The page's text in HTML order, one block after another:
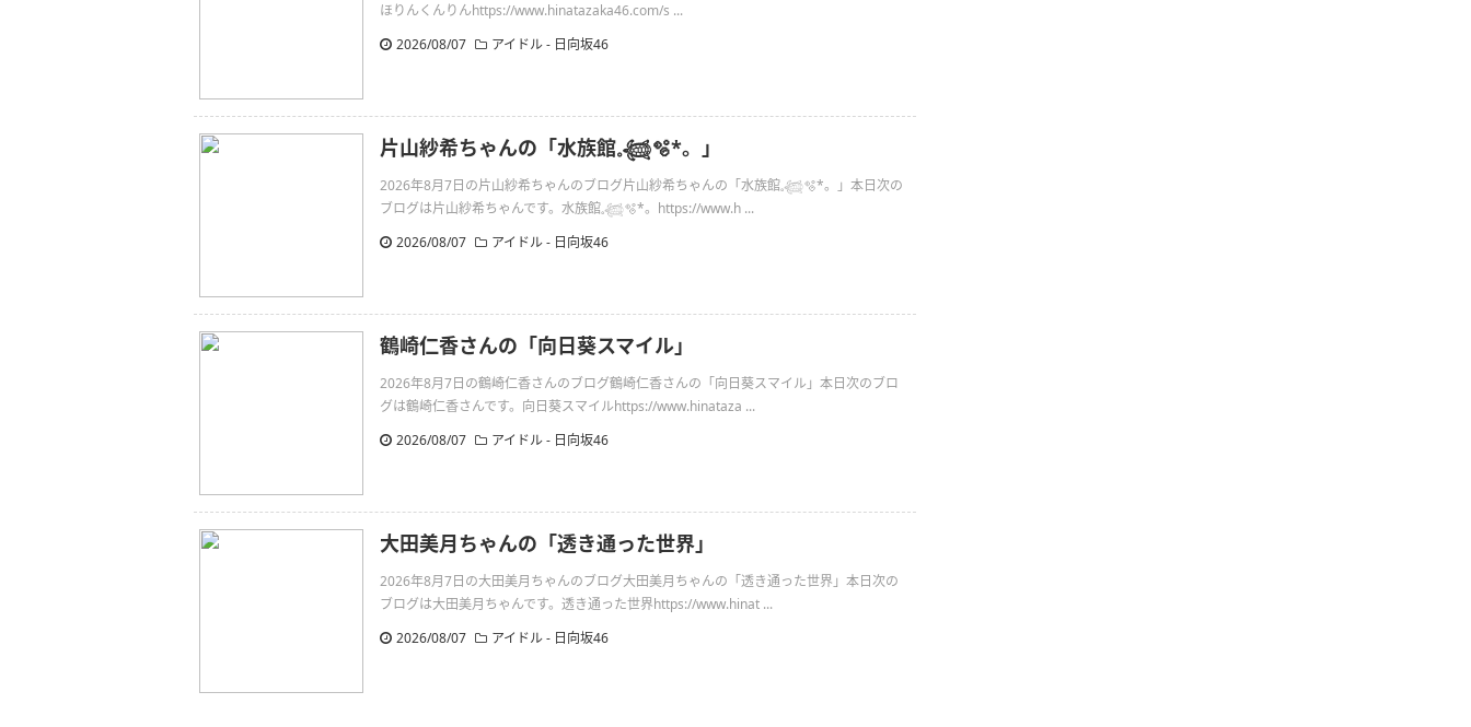
ほりんくんりんhttps://www.hinatazaka46.com/s ...
2026/08/07
アイドル - 日向坂46
片山紗希ちゃんの「水族館𓈒𓆉🫧‪*。」
2026年8月7日の片山紗希ちゃんのブログ片山紗希ちゃんの「水族館𓈒𓆉🫧‪*。」本日次の
ブログは片山紗希ちゃんです。水族館𓈒𓆉🫧‪*。https://www.h ...
2026/08/07
アイドル - 日向坂46
鶴崎仁香さんの「向日葵スマイル」
2026年8月7日の鶴崎仁香さんのブログ鶴崎仁香さんの「向日葵スマイル」本日次のブロ
グは鶴崎仁香さんです。向日葵スマイルhttps://www.hinataza ...
2026/08/07
アイドル - 日向坂46
大田美月ちゃんの「透き通った世界」
2026年8月7日の大田美月ちゃんのブログ大田美月ちゃんの「透き通った世界」本日次の
ブログは大田美月ちゃんです。透き通った世界https://www.hinat ...
2026/08/07
アイドル - 日向坂46